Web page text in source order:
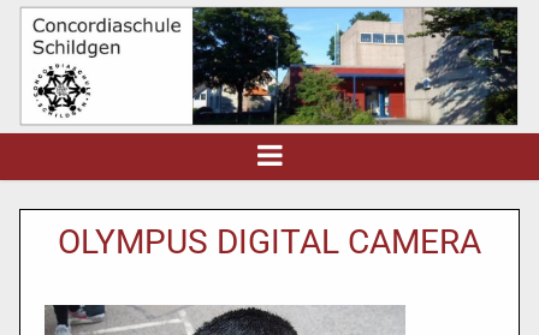
OLYMPUS DIGITAL CAMERA